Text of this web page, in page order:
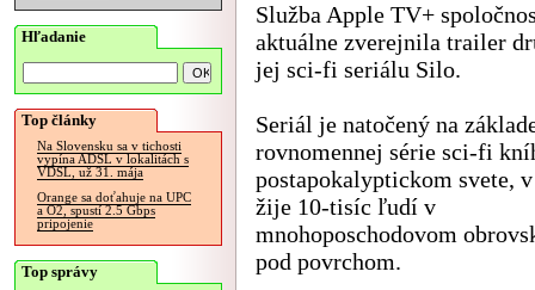
Hľadanie
Top články
Na Slovensku sa v tichosti
vypína ADSL v lokalitách s
VDSL, už 31. mája
Orange sa doťahuje na UPC
a O2, spustí 2.5 Gbps
pripojenie
Top správy
Služba Apple TV+
aktuálne zverejnila trailer
jej sci-fi seriálu Silo.
Seriál je natočený na
rovnomennej série sci-fi
postapokalyptickom svete,
žije 10-tisíc ľudí v
mnohoposchodovom
pod povrchom.